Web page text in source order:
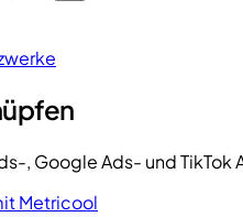
, Google Ads- und
Metricool